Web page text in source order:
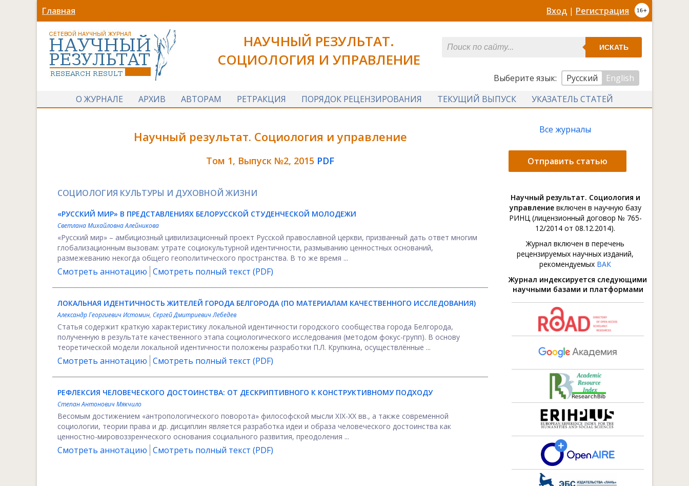
Главная Вход | Регистрация
НАУЧНЫЙ РЕЗУЛЬТАТ.
СОЦИОЛОГИЯ И УПРАВЛЕНИЕ
ИСКАТЬ
Выберите язык: Русский
English
О ЖУРНАЛЕ
АРХИВ АВТОРАМ РЕТРАКЦИЯ ПОРЯДОК РЕЦЕНЗИРОВАНИЯ ТЕКУЩИЙ ВЫПУСК УКАЗАТЕЛЬ СТАТЕЙ
Научный результат. Социология и управление
Том 1, Выпуск №2, 2015 PDF
СОЦИОЛОГИЯ КУЛЬТУРЫ И ДУХОВНОЙ ЖИЗНИ
«РУССКИЙ МИР» В ПРЕДСТАВЛЕНИЯХ БЕЛОРУССКОЙ СТУДЕНЧЕСКОЙ МОЛОДЕЖИ
Светлана Михайловна Алейникова
«Русский мир» – амбициозный цивилизационный проект Русской православной церкви, призванный дать ответ многим
глобализационным вызовам: утрате социокультурной идентичности, размыванию ценностных оснований,
размежеванию некогда общего геополитического пространства. В то же время ...
Смотреть аннотацию Смотреть полный текст (PDF)
ЛОКАЛЬНАЯ ИДЕНТИЧНОСТЬ ЖИТЕЛЕЙ ГОРОДА БЕЛГОРОДА (ПО МАТЕРИАЛАМ КАЧЕСТВЕННОГО ИССЛЕДОВАНИЯ)
Александр Георгиевич Истомин, Сергей Дмитриевич Лебедев
Статья содержит краткую характеристику локальной идентичности городского сообщества города Белгорода,
полученную в результате качественного этапа социологического исследования (методом фокус-групп). В основу
теоретической модели локальной идентичности положены разработки П.Л. Крупкина, осуществлённые ...
Смотреть аннотацию Смотреть полный текст (PDF)
РЕФЛЕКСИЯ ЧЕЛОВЕЧЕСКОГО ДОСТОИНСТВА: ОТ ДЕСКРИПТИВНОГО К КОНСТРУКТИВНОМУ ПОДХОДУ
Степан Антонович Мякчило
Весомым достижением «антропологического поворота» философской мысли XIX-XX вв., а также современной
социологии, теории права и др. дисциплин является разработка идеи и образа человеческого достоинства как
ценностно-мировоззренческого основания социального развития, преодоления ...
Смотреть аннотацию Смотреть полный текст (PDF)
Все журналы
Отправить статью
Научный результат. Социология и
управлениевключен в научную базу
РИНЦ (лицензионный договор № 765-
12/2014 от 08.12.2014).
Журнал включен в перечень
рецензируемых научных изданий,
рекомендуемых ВАК
Журнал индексируется следующими
научными базами и платформами